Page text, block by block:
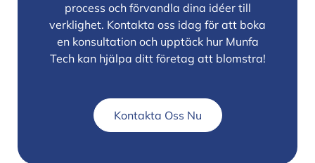
process och förvandla dina idéer till
verklighet. Kontakta oss idag för att boka
en konsultation och upptäck hur Munfa
Tech kan hjälpa ditt företag att blomstra!
Kontakta Oss Nu